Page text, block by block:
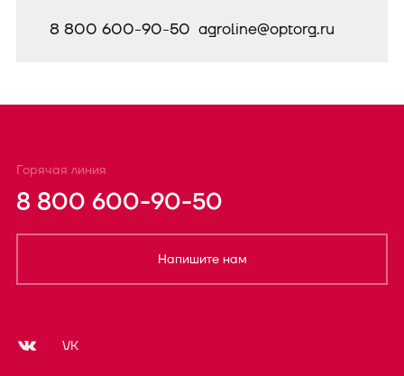
8 800 600-90-50 agroline@optorg.ru
Горячая линия
8 800 600-90-50
Напишите нам
VK